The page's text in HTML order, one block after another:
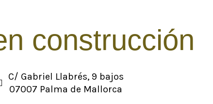
construcción
C/ Gabriel Llabrés, 9 bajos
07007 Palma de Mallorca